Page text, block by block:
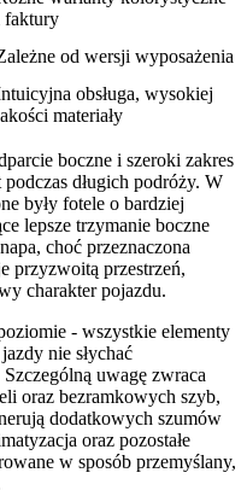
faktury
od wersji wyposażenia
obsługa, wysokiej
materiały
boczne i szeroki zakres
długich podróży. W
były fotele o bardziej
lepsze trzymanie boczne
choć przeznaczona
przyzwoitą przestrzeń,
charakter pojazdu.
- wszystkie elementy
nie słychać
uwagę zwraca
oraz bezramkowych szyb,
dodatkowych szumów
oraz pozostałe
w sposób przemyślany,